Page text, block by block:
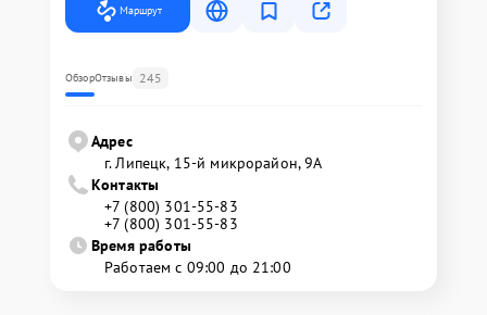
Маршрут
ОбзорОтзывы 245
Адрес
г. Липецк, 15-й микрорайон, 9А
Контакты
+7 (800) 301-55-83
+7 (800) 301-55-83
Время работы
Работаем с 09:00 до 21:00